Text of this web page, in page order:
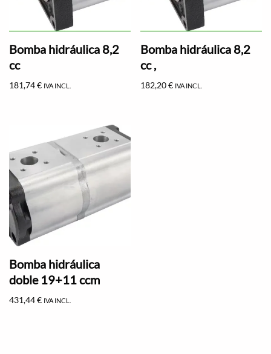
Bomba hidráulica 8,2
cc
181,74€ IVA INCL.
Bomba hidráulica 8,2
cc ,
182,20€ IVA INCL.
Bomba hidráulica
doble 19+11 ccm
431,44€ IVA INCL.